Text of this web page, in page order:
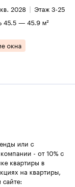
2028 Этаж 3-25
45.5 — 45.9 м²
окна
или с
- от 10% с
квартиры в
на квартиры,
сайте: